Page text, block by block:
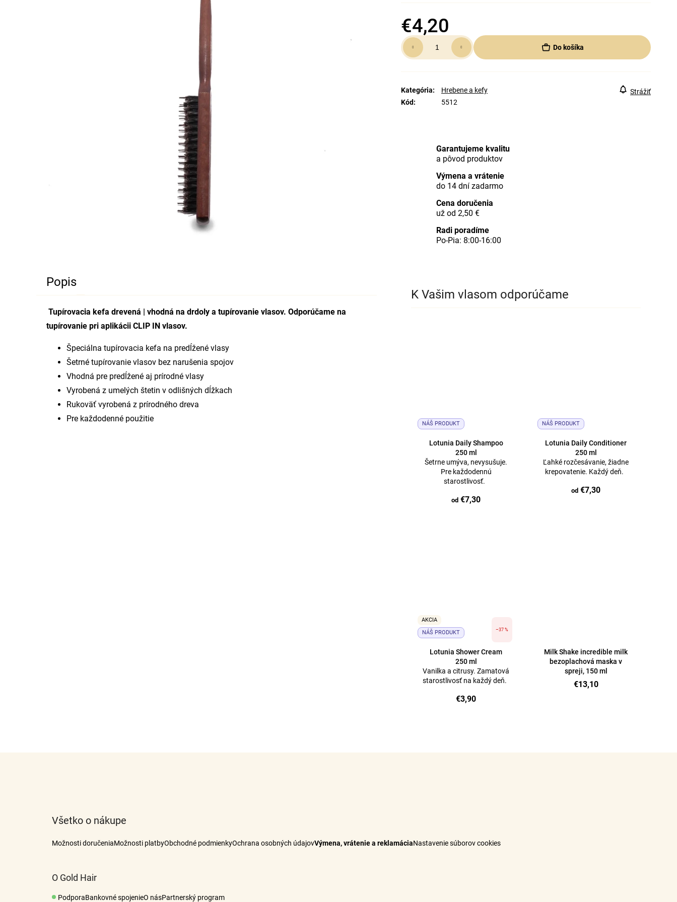
€4,20
Jednotková
cena:
Do košíka
Kategória:
Hrebene a kefy
Kód: 5512
Strážiť
Garantujeme kvalitu
a pôvod produktov
Výmena a vrátenie
do 14 dní zadarmo
Cena doručenia
už od 2,50 €
Radi poradíme
Po-Pia: 8:00-16:00
K Vašim vlasom odporúčame
NÁŠ PRODUKT
Lotunia Daily Shampoo
250 ml
Šetrne umýva, nevysušuje.
Pre každodennú
starostlivosť.
od €7,30
NÁŠ PRODUKT
Lotunia Daily Conditioner
250 ml
Ľahké rozčesávanie, žiadne
krepovatenie. Každý deň.
od €7,30
AKCIA
NÁŠ PRODUKT
–37 %
Lotunia Shower Cream
250 ml
Vanilka a citrusy. Zamatová
starostlivosť na každý deň.
€3,90
Milk Shake incredible milk
bezoplachová maska ​​v
spreji, 150 ml
€13,10
Popis
Tupírovacia kefa drevená | vhodná na drdoly a tupírovanie vlasov. Odporúčame na
tupírovanie pri aplikácii CLIP IN vlasov.
Špeciálna tupírovacia kefa na predĺžené vlasy
Šetrné tupírovanie vlasov bez narušenia spojov
Vhodná pre predĺžené aj prírodné vlasy
Vyrobená z umelých štetin v odlišných dĺžkach
Rukoväť vyrobená z prírodného dreva
Pre každodenné použitie
Všetko o nákupe
Možnosti doručeniaMožnosti platbyObchodné podmienkyOchrana osobných údajovVýmena, vrátenie a reklamáciaNastavenie súborov cookies
O Gold Hair
PodporaBankovné spojenieO násPartnerský program